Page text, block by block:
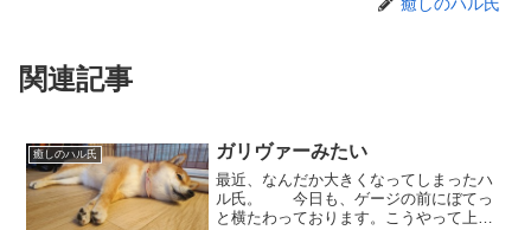
関連記事
癒しのハル氏 ガリヴァーみたい
最近、なんだか大きくなってしまったハ
ル氏。 今日も、ゲージの前にぼてっ
と横たわっております。こうやって上か